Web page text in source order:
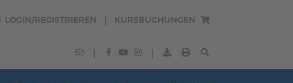
LOGIN/REGISTRIEREN KURSBUCHUNGEN